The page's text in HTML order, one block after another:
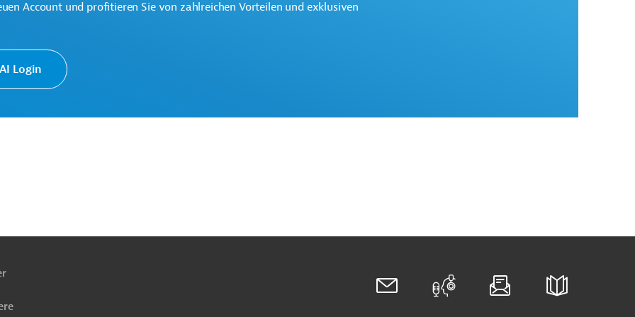
Öffentliche Verwaltung und Regierung
Account und profitieren Sie von zahlreichen Vorteilen und exklusiven
Login